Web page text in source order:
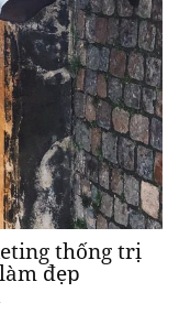
thống trị
đẹp